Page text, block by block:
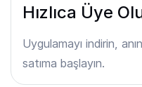
Hızlıca Üye
Uygulamayı indirin,
satıma başlayın.